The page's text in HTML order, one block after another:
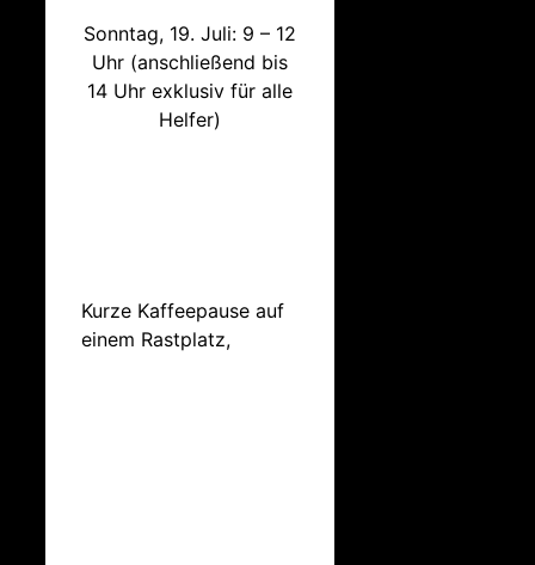
Sonntag, 19. Juli: 9 – 12
Uhr (anschließend bis
14 Uhr exklusiv für alle
Helfer)
Kurze Kaffeepause auf
einem Rastplatz,